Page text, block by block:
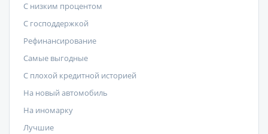
С низким процентом
C господдержкой
Рефинансирование
Самые выгодные
С плохой кредитной историей
На новый автомобиль
На иномарку
Лучшие